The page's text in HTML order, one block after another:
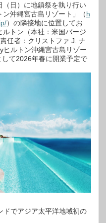
日）に地鎮祭を執り行い
沖縄宮古島リゾート」（h
）の隣接地に位置してお
ルトン（本社：米国バージ
任者：クリストファ J. ナ
ヒルトン沖縄宮古島リゾー
て2026年春に開業予定で
ドでアジア太平洋地域初の